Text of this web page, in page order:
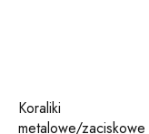
Koraliki
metalowe/zaciskowe